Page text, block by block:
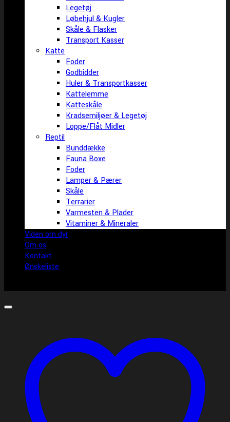
Legetøj
Løbehjul & Kugler
Skåle & Flasker
Transport Kasser
Katte
Foder
Godbidder
Huler & Transportkasser
Kattelemme
Katteskåle
Kradsemiljøer & Legetøj
Loppe/Flåt Midler
Reptil
Bunddække
Fauna Boxe
Foder
Lamper & Pærer
Skåle
Terrarier
Varmesten & Plader
Vitaminer & Mineraler
Viden om dyr
Om os
Kontakt
Ønskeliste